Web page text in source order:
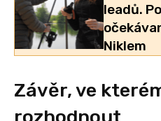
leadů.
Niklem
Závěr, ve